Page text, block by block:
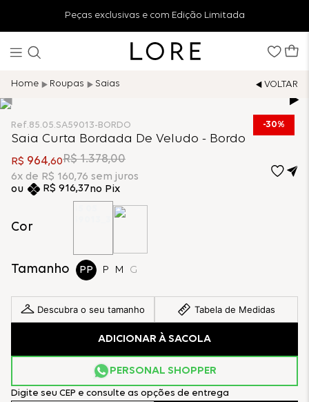
Peças exclusivas e com Edição Limitada
Roupas Saias
30%
Ref.85.05.SA59013-BORDO
Saia Curta Bordada De Veludo - Bordo
R$ 964,60R$ 1.378,00
6x de R$ 160,76 sem juros
R$ 916,37no Pix
Cor
Tamanho PP P M G
Descubra o seu tamanho Tabela de Medidas
ADICIONAR À SACOLA
PERSONAL SHOPPER
Digite seu CEP e consulte as opções de entrega